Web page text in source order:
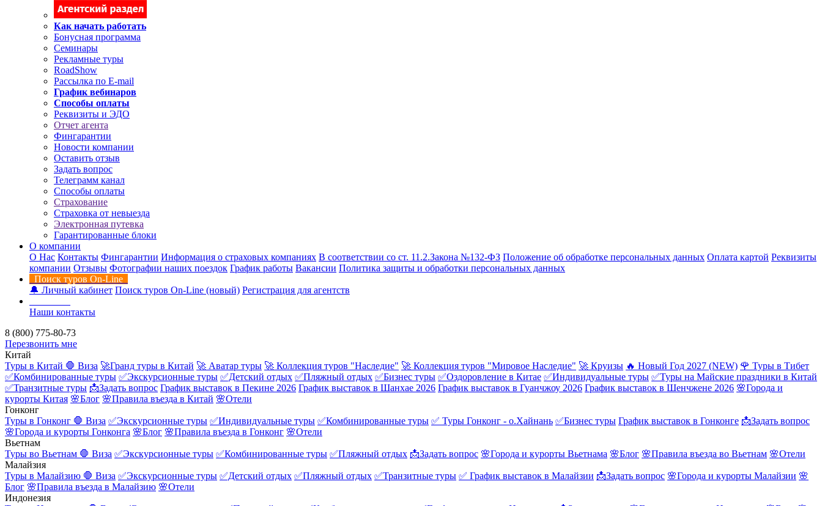
Как начать работать
Бонусная программа
Семинары
Рекламные туры
RoadShow
Рассылка по E-mail
График вебинаров
Способы оплаты
Реквизиты и ЭДО
Отчет агента
Фингарантии
Новости компании
Оставить отзыв
Задать вопрос
Телеграмм канал
Способы оплаты
Страхование
Страховка от невыезда
Электронная путевка
Гарантированные блоки
О компании
О Нас Контакты Фингарантии Информация о страховых компаниях В соответствии со ст. 11.2.Закона №132-ФЗ Положение об обработке персональных данных Оплата картой Реквизиты
компании Отзывы Фотографии наших поездок График работы Вакансии Политика защиты и обработки персональных данных
Поиск туров On-Line
🔔 Личный кабинет Поиск туров On-Line (новый) Регистрация для агентств
Наши контакты
8 (800) 775-80-73
Перезвонить мне
Китай
Туры в Китай 🛑 Виза 🚀Гранд туры в Китай 🚀 Аватар туры 🚀 Коллекция туров "Наследие" 🚀 Коллекция туров "Мировое Наследие" 🚀 Круизы 🔥 Новый Год 2027 (NEW) 🌹 Туры в Тибет
✅Комбинированные туры ✅Экскурсионные туры ✅Детский отдых ✅Пляжный отдых ✅Бизнес туры ✅Оздоровление в Китае ✅Индивидуальные туры ✅Туры на Майские праздники в Китай
✅Транзитные туры 📩Задать вопрос График выставок в Пекине 2026 График выставок в Шанхае 2026 График выставок в Гуанчжоу 2026 График выставок в Шенчжене 2026 🌸Города и
курорты Китая 🌸Блог 🌸Правила въезда в Китай 🌸Отели
Гонконг
Туры в Гонконг 🛑 Виза ✅Экскурсионные туры ✅Индивидуальные туры ✅Комбинированные туры ✅ Туры Гонконг - о.Хайнань ✅Бизнес туры График выставок в Гонконге 📩Задать вопрос
🌸Города и курорты Гонконга 🌸Блог 🌸Правила въезда в Гонконг 🌸Отели
Вьетнам
Туры во Вьетнам 🛑 Виза ✅Экскурсионные туры ✅Комбинированные туры ✅Пляжный отдых 📩Задать вопрос 🌸Города и курорты Вьетнама 🌸Блог 🌸Правила въезда во Вьетнам 🌸Отели
Малайзия
Туры в Малайзию 🛑 Виза ✅Экскурсионные туры ✅Детский отдых ✅Пляжный отдых ✅Транзитные туры ✅ График выставок в Малайзии 📩Задать вопрос 🌸Города и курорты Малайзии 🌸
Блог 🌸Правила въезда в Малайзию 🌸Отели
Индонезия